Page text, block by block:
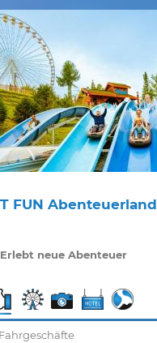
FUN Abenteuerland
Erlebt neue Abenteuer